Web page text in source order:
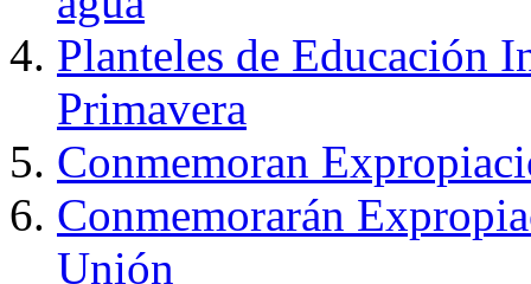
Planteles de Educación
Primavera
Conmemoran
Conmemorarán
Unión